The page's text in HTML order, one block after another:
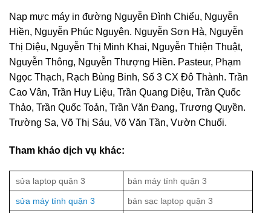
Nạp mực máy in đường Nguyễn Đình Chiểu, Nguyễn
Hiền, Nguyễn Phúc Nguyên. Nguyễn Sơn Hà, Nguyễn
Thị Diệu, Nguyễn Thị Minh Khai, Nguyễn Thiện Thuật,
Nguyễn Thông, Nguyễn Thượng Hiền. Pasteur, Phạm
Ngọc Thạch, Rạch Bùng Binh, Số 3 CX Đô Thành. Trần
Cao Vân, Trần Huy Liệu, Trần Quang Diệu, Trần Quốc
Thảo, Trần Quốc Toản, Trần Văn Đang, Trương Quyền.
Trường Sa, Võ Thị Sáu, Võ Văn Tần, Vườn Chuối.
Tham khảo dịch vụ khác:
sửa laptop quận 3 bán máy tính quận 3
sửa máy tính quận 3 bán sạc laptop quận 3